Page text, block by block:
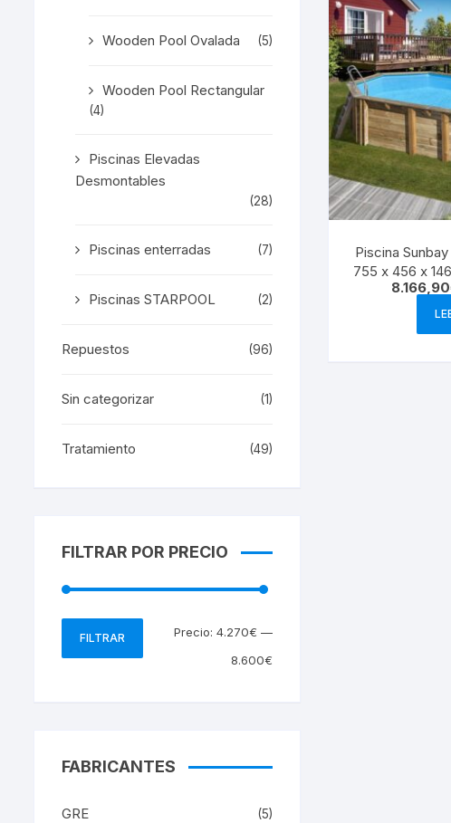
Piscina
755 x 456 x
8.166,90
Wooden Pool Ovalada (5)
Wooden Pool Rectangular
(4)
Piscinas Elevadas
Desmontables
(28)
Piscinas enterradas (7)
Piscinas STARPOOL (2)
Repuestos (96)
Sin categorizar (1)
Tratamiento (49)
FILTRAR POR PRECIO
FILTRAR Precio: 4.270€ —
8.600€
FABRICANTES
GRE (5)